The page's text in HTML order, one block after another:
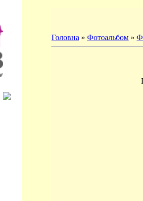
Головна » Фотоальбом »